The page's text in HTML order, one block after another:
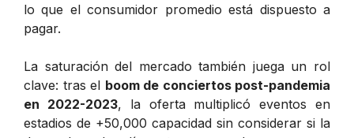
lo que el consumidor promedio está dispuesto a
pagar.
La saturación del mercado también juega un rol
clave: tras el boom de conciertos post-pandemia
en 2022-2023, la oferta multiplicó eventos en
estadios de +50,000 capacidad sin considerar si la